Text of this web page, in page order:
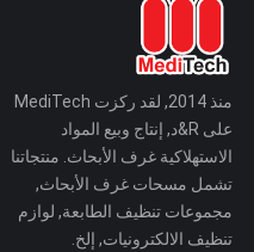
منذ 2014, لقد ركزت MediTech
على R&د, إنتاج وبيع المواد
الاستهلاكية غرف الأبحاث. منتجاتنا
تشمل مسحات غرف الأبحاث,
مجموعات تنظيف الطابعة, لوازم
تنظيف الالكترونيات, إلخ.